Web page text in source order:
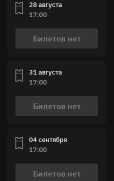
28 августа
17:00
Билетов нет
31 августа
17:00
Билетов нет
04 сентября
17:00
Билетов нет